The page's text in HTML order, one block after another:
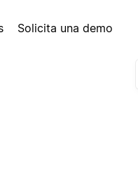
Solicita una demo